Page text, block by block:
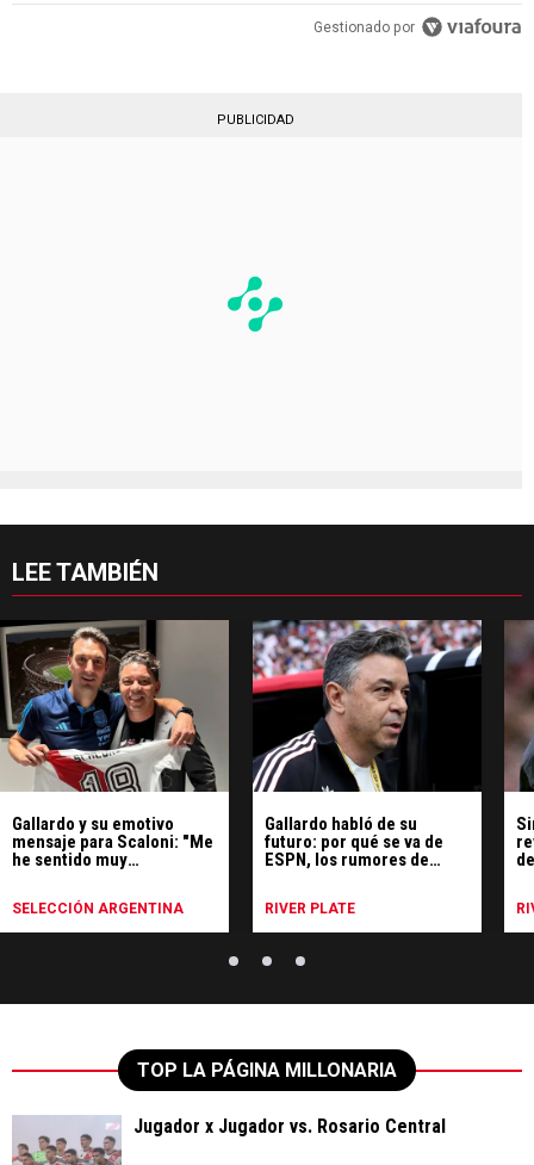
Gestionado por
PUBLICIDAD
LEE TAMBIÉN
Gallardo y su emotivo
mensaje para Scaloni: "Me
he sentido muy
SELECCIÓN ARGENTINA
Gallardo habló de su
futuro: por qué se va de
ESPN, los rumores de
RIVER PLATE
TOP LA PÁGINA MILLONARIA
Jugador x Jugador vs. Rosario Central